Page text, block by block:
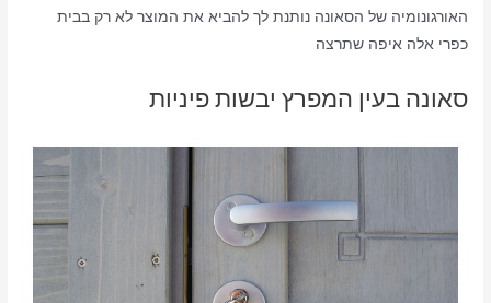
האורגונומיה של הסאונה נותנת לך להביא את המוצר לא רק בבית
כפרי אלה איפה שתרצה
סאונה בעין המפרץ יבשות פיניות